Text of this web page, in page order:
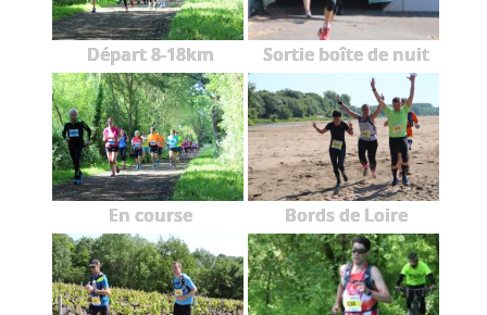
Départ 8-18km Sortie boîte de nuit
En course Bords de Loire